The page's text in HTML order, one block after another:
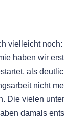
vielleicht
haben wir
als
nicht
Die vielen
damals